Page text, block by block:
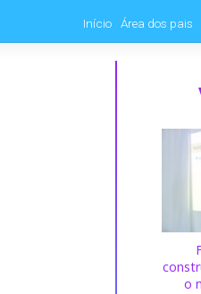
Início Área dos pais
o